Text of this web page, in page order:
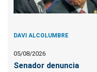
DAVI ALCOLUMBRE
05/08/2026
Senador denuncia